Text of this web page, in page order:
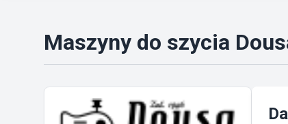
Maszyny do szycia